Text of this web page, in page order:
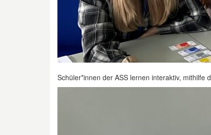
Schüler*innen der ASS lernen interaktiv, mithilfe